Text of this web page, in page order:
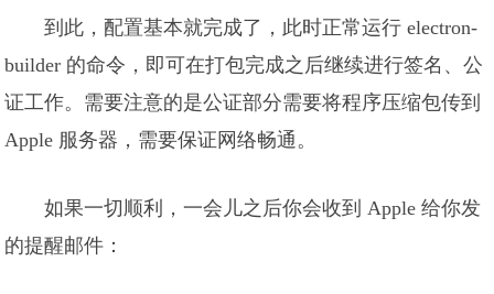
到此，配置基本就完成了，此时正常运行 electron-
builder 的命令，即可在打包完成之后继续进行签名、公
证工作。需要注意的是公证部分需要将程序压缩包传到
Apple 服务器，需要保证网络畅通。
如果一切顺利，一会儿之后你会收到 Apple 给你发
的提醒邮件：